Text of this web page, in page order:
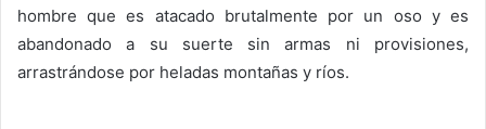
hombre que es atacado brutalmente por un oso y es
abandonado a su suerte sin armas ni provisiones,
arrastrándose por heladas montañas y ríos.